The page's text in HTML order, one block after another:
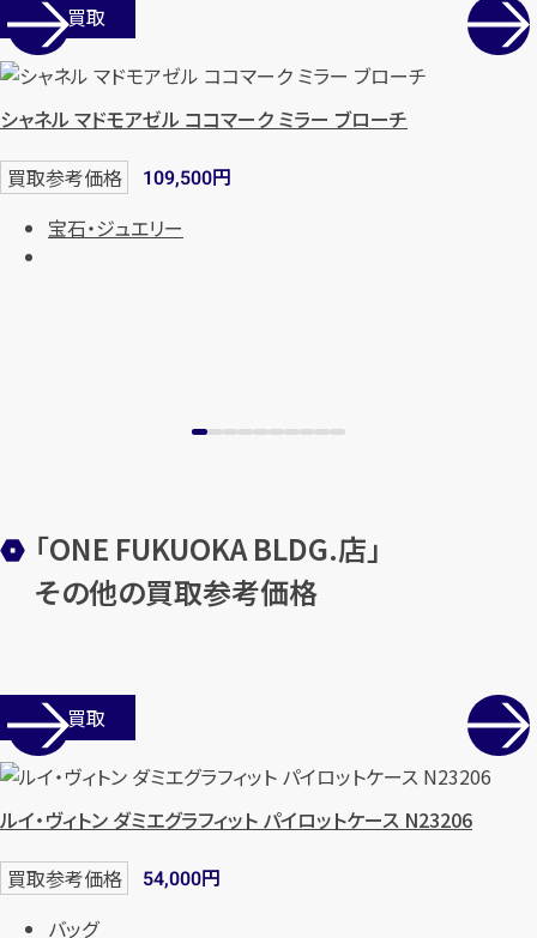
店舗買取
シャネル マドモアゼル ココマーク ミラー ブローチ
買取参考価格 109,500円
宝石・ジュエリー
「ONE FUKUOKA BLDG.店」
その他の買取参考価格
店舗買取
ルイ・ヴィトン ダミエグラフィット パイロットケース N23206
買取参考価格 54,000円
バッグ